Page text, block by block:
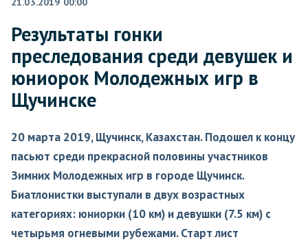
Результаты гонки
преследования среди девушек и
юниорок Молодежных игр в
Щучинске
20 марта 2019, Щучинск, Казахстан. Подошел к концу
пасьют среди прекрасной половины участников
Зимних Молодежных игр в городе Щучинск.
Биатлонистки выступали в двух возрастных
категориях: юниорки (10 км) и девушки (7.5 км) с
четырьмя огневыми рубежами. Старт лист